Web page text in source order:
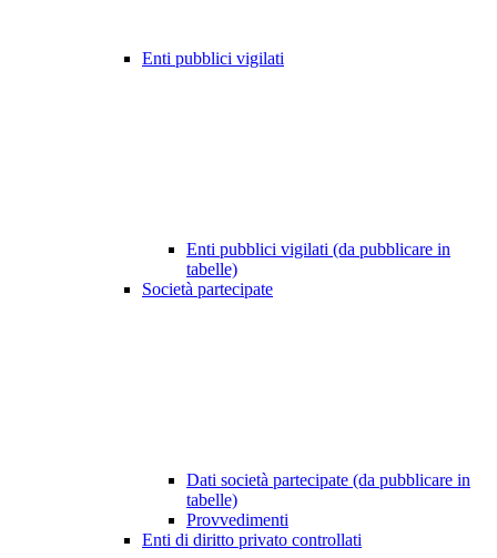
Enti pubblici vigilati
Enti pubblici vigilati (da pubblicare in
tabelle)
Società partecipate
Dati società partecipate (da pubblicare in
tabelle)
Provvedimenti
Enti di diritto privato controllati